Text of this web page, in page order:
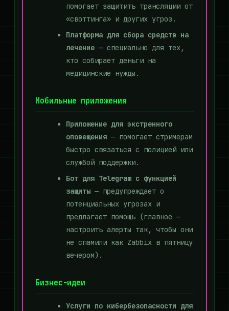
помогает защитить трансляции от
«своттинга» и других угроз.
Платформа для сбора средств на
лечение — специально для тех,
кто собирает деньги на
медицинские нужды.
Мобильные приложения
Приложение для экстренного
оповещения — помогает стримерам
быстро связаться с полицией или
службой поддержки.
Бот для Telegram с функцией
защиты — предупреждает о
потенциальных угрозах и
предлагает помощь (главное —
настроить алерты так, чтобы они
не спамили как Zabbix в пятницу
вечером).
Бизнес-идеи
Услуги по кибербезопасности для